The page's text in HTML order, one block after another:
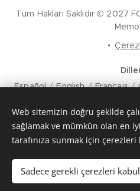
Tüm Hakları Saklıdır © 2027
Español
English Français
हिन्दी
Norsk العربية
한국어
Bahasa Indonesia
मैथिली
Hrvatski
Lietuvių kalba
ภาษาไทย
Web sitemizin doğru şekilde
sağlamak ve mümkün olan en
tarafınıza sunmak için çerezleri
Sadece gerekli çerezleri